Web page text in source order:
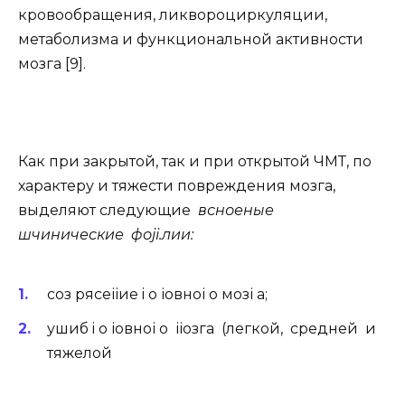
кровообращения, ликвороциркуляции,
метаболизма и функциональной активности
мозга [9].
Как при закрытой, так и при открытой ЧМТ, по
характеру и тяжести повреждения мозга,
выделяют следующие всноеные
шчинические фојі.лии:
соз рясеііие i о іовноі о мозі а;
ушиб i о іовноі о ііозга (легкой, средней и
тяжелой